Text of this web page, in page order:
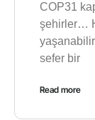
COP31
şehirler…
sefer bir
Read more